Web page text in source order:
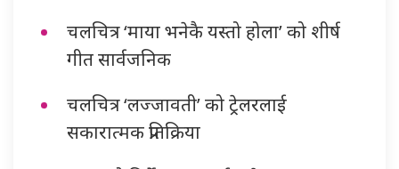
चलचित्र ‘माया भनेकै यस्तो होला’ को शीर्ष
गीत सार्वजनिक
चलचित्र ‘लज्जावती’ को ट्रेलरलाई
सकारात्मक प्रतिक्रिया